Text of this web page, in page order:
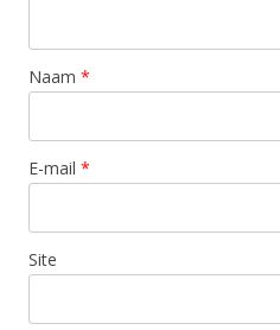
Naam *
E-mail *
Site